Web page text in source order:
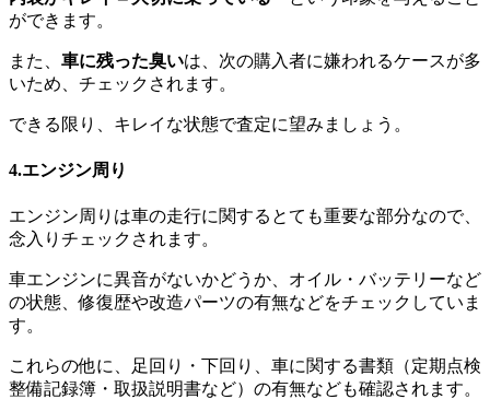
ができます。
また、 車に残った臭いは、次の購入者に嫌われるケースが多
いため、チェックされます。
できる限り、キレイな状態で査定に望みましょう。
4.エンジン周り
エンジン周りは車の走行に関するとても重要な部分なので、
念入りチェックされます。
車エンジンに異音がないかどうか、オイル・バッテリーなど
の状態、修復歴や改造パーツの有無などをチェックしていま
す。
これらの他に、足回り・下回り、車に関する書類（定期点検
整備記録簿・取扱説明書など）の有無なども確認されます。